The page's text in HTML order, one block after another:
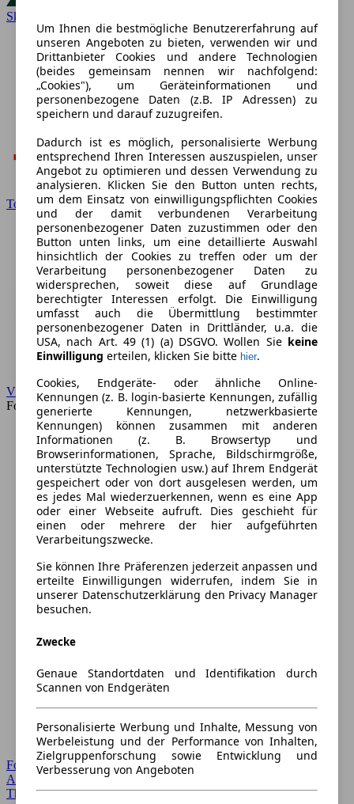
Skoda
Toyota
VW
Forum
Forum Startseite
Alle Auto-Foren
Themen-Forum
Um Ihnen die bestmögliche Benutzererfahrung auf
unseren Angeboten zu bieten, verwenden wir und
Drittanbieter Cookies und andere Technologien
(beides gemeinsam nennen wir nachfolgend:
„Cookies"), um Geräteinformationen und
personenbezogene Daten (z.B. IP Adressen) zu
speichern und darauf zuzugreifen.
Dadurch ist es möglich, personalisierte Werbung
entsprechend Ihren Interessen auszuspielen, unser
Angebot zu optimieren und dessen Verwendung zu
analysieren. Klicken Sie den Button unten rechts,
um dem Einsatz von einwilligungspflichten Cookies
und der damit verbundenen Verarbeitung
personenbezogener Daten zuzustimmen oder den
Button unten links, um eine detaillierte Auswahl
hinsichtlich der Cookies zu treffen oder um der
Verarbeitung personenbezogener Daten zu
widersprechen, soweit diese auf Grundlage
berechtigter Interessen erfolgt. Die Einwilligung
umfasst auch die Übermittlung bestimmter
personenbezogener Daten in Drittländer, u.a. die
USA, nach Art. 49 (1) (a) DSGVO. Wollen Sie keine
Einwilligung erteilen, klicken Sie bitte hier.
Cookies, Endgeräte- oder ähnliche Online-
Kennungen (z. B. login-basierte Kennungen, zufällig
generierte Kennungen, netzwerkbasierte
Kennungen) können zusammen mit anderen
Informationen (z. B. Browsertyp und
Browserinformationen, Sprache, Bildschirmgröße,
unterstützte Technologien usw.) auf Ihrem Endgerät
gespeichert oder von dort ausgelesen werden, um
es jedes Mal wiederzuerkennen, wenn es eine App
oder einer Webseite aufruft. Dies geschieht für
einen oder mehrere der hier aufgeführten
Verarbeitungszwecke.
Sie können Ihre Präferenzen jederzeit anpassen und
erteilte Einwilligungen widerrufen, indem Sie in
unserer Datenschutzerklärung den Privacy Manager
besuchen.
Zwecke
Genaue Standortdaten und Identifikation durch
Scannen von Endgeräten
Personalisierte Werbung und Inhalte, Messung von
Werbeleistung und der Performance von Inhalten,
Zielgruppenforschung sowie Entwicklung und
Verbesserung von Angeboten